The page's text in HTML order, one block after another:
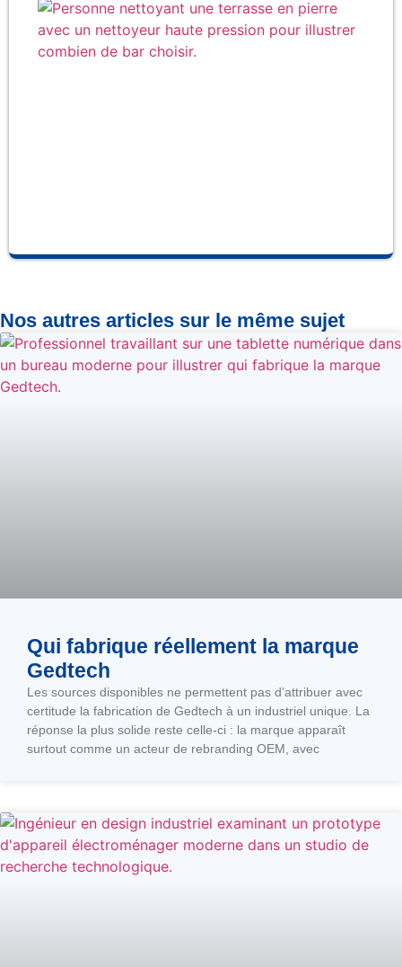
Nos autres articles sur le même sujet
Qui fabrique réellement la marque
Gedtech
Les sources disponibles ne permettent pas d’attribuer avec
certitude la fabrication de Gedtech à un industriel unique. La
réponse la plus solide reste celle-ci : la marque apparaît
surtout comme un acteur de rebranding OEM, avec